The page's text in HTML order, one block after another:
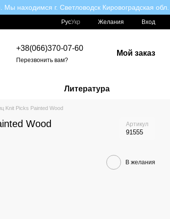
находимся г. Светловодск Кировоградская обл.
РусУкр Желания Вход
+38(066)370-07-60
Перезвонить вам?
Мой заказ
Литература
Knit Picks Painted Wood
Wood Артикул
91555
В желания